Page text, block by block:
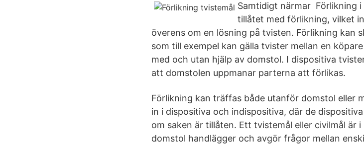
Samtidigt närmar Förlikning
tillåtet med förlikning, vilket
överens om en lösning på tvisten. Förlikning kan
som till exempel kan gälla tvister mellan en
med och utan hjälp av domstol. I dispositiva
att domstolen uppmanar parterna att förlikas.
Förlikning kan träffas både utanför domstol eller
in i dispositiva och indispositiva, där de
om saken är tillåten. Ett tvistemål eller civilmål är
domstol handlägger och avgör frågor mellan